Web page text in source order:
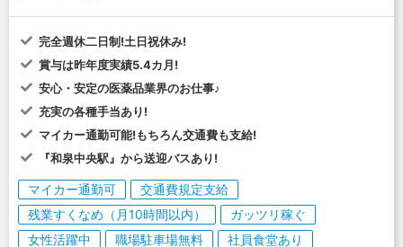
完全週休二日制!土日祝休み!
賞与は昨年度実績5.4カ月!
安心・安定の医薬品業界のお仕事♪
充実の各種手当あり!
マイカー通勤可能!もちろん交通費も支給!
『和泉中央駅』から送迎バスあり!
マイカー通勤可
交通費規定支給
残業すくなめ（月10時間以内）
ガッツリ稼ぐ
女性活躍中
職場駐車場無料 社員食堂あり